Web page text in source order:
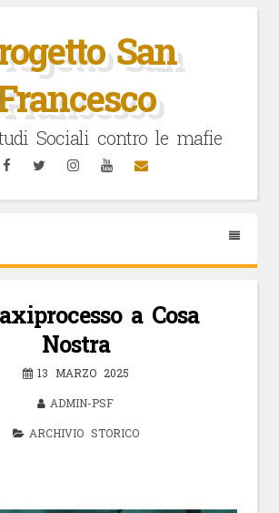
San
Sociali contro le mafie
FacebookTwitterInstagramYouTubeEmail
a Cosa
Nostra
13 MARZO 2025
ADMIN-PSF
ARCHIVIO STORICO